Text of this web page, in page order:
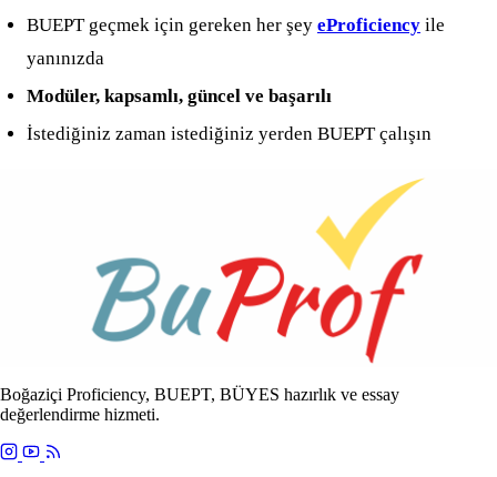
BUEPT geçmek için gereken her şey eProficiency ile
yanınızda
Modüler, kapsamlı, güncel ve başarılı
İstediğiniz zaman istediğiniz yerden BUEPT çalışın
Boğaziçi Proficiency, BUEPT, BÜYES hazırlık ve essay
değerlendirme hizmeti.